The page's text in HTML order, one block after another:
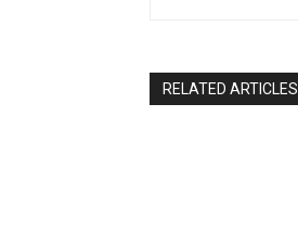
RELATED ARTICLES